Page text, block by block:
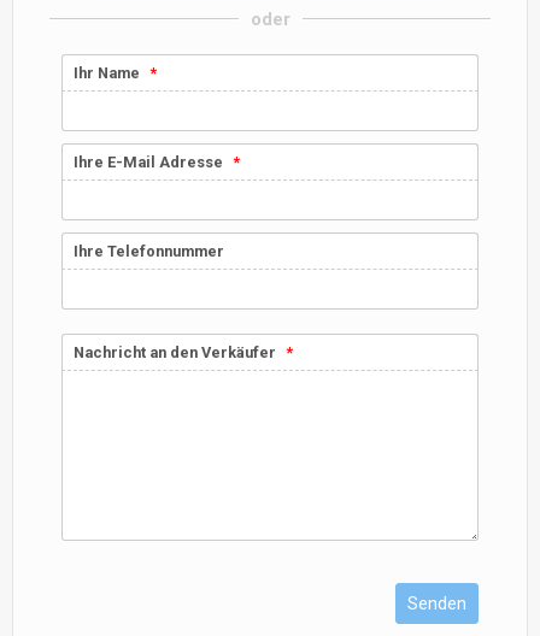
oder
Ihr Name
Ihre E-Mail Adresse
Ihre Telefonnummer
Nachricht an den Verkäufer
Senden